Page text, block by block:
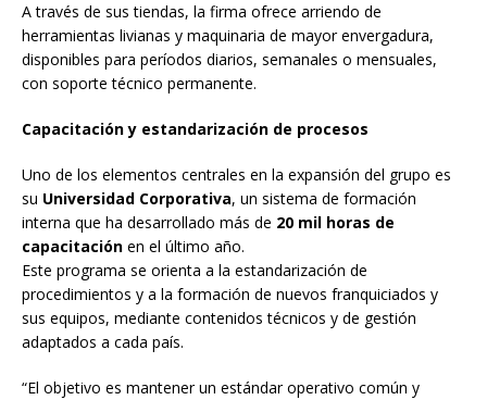
A través de sus tiendas, la firma ofrece arriendo de
herramientas livianas y maquinaria de mayor envergadura,
disponibles para períodos diarios, semanales o mensuales,
con soporte técnico permanente.
Capacitación y estandarización de procesos
Uno de los elementos centrales en la expansión del grupo es
su Universidad Corporativa, un sistema de formación
interna que ha desarrollado más de 20 mil horas de
capacitación en el último año.
Este programa se orienta a la estandarización de
procedimientos y a la formación de nuevos franquiciados y
sus equipos, mediante contenidos técnicos y de gestión
adaptados a cada país.
“El objetivo es mantener un estándar operativo común y